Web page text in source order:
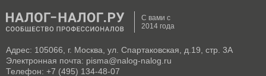
С вами с
2014 года
Адрес: 105066, г. Москва, ул. Спартаковская, д.19, стр. 3А
Электронная почта: pisma@nalog-nalog.ru
Телефон: +7 (495) 134-48-07